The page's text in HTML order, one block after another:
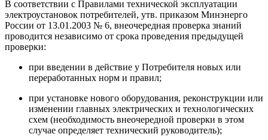
В соответствии с Правилами технической эксплуатации
электроустановок потребителей, утв. приказом Минэнерго
России от 13.01.2003 № 6, внеочередная проверка знаний
проводится независимо от срока проведения предыдущей
проверки:
при введении в действие у Потребителя новых или
переработанных норм и правил;
при установке нового оборудования, реконструкции или
изменении главных электрических и технологических
схем (необходимость внеочередной проверки в этом
случае определяет технический руководитель);